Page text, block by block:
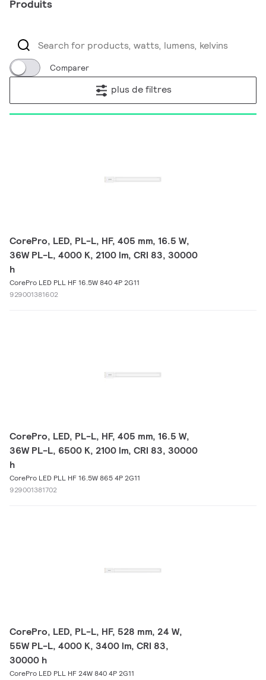
Produits
Comparer
plus de filtres
CorePro, LED, PL-L, HF, 405 mm, 16.5 W,
36W PL-L, 4000 K, 2100 lm, CRI 83, 30000
h
CorePro LED PLL HF 16.5W 840 4P 2G11
929001381602
CorePro, LED, PL-L, HF, 405 mm, 16.5 W,
36W PL-L, 6500 K, 2100 lm, CRI 83, 30000
h
CorePro LED PLL HF 16.5W 865 4P 2G11
929001381702
CorePro, LED, PL-L, HF, 528 mm, 24 W,
55W PL-L, 4000 K, 3400 lm, CRI 83,
30000 h
CorePro LED PLL HF 24W 840 4P 2G11